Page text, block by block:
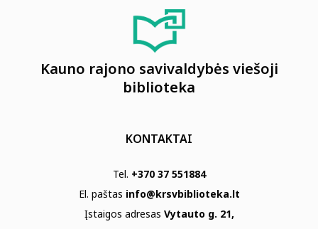
Kauno rajono savivaldybės viešoji
biblioteka
KONTAKTAI
Tel. +370 37 551884
El. paštas info@krsvbiblioteka.lt
Įstaigos adresas Vytauto g. 21,